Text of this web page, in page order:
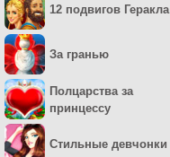
12 подвигов Геракла
За гранью
Полцарства за
принцессу
Стильные девчонки